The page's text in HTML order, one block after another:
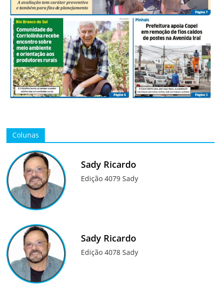
Colunas
Sady Ricardo
Edição 4079 Sady
Sady Ricardo
Edição 4078 Sady